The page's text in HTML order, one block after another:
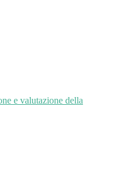
e valutazione della